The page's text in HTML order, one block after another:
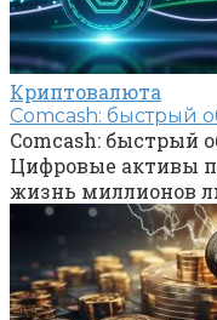
Криптовалюта
Comcash: быстрый
Comcash: быстрый
Цифровые активы
жизнь миллионов